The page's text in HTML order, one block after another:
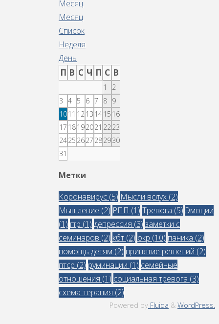
Месяц
Месяц
Список
Неделя
День
П В С Ч П С В
1
2
3 4 5 6 7 8 9
1011 1213 1415 16
17 18192021 2223
2425 2627 282930
31
Метки
Коронавирус (5) Мысли вслух (2)
Мышление (2) РПП (1) Тревога (5) Эмоции
(1) гтр (1) депрессия (3) заметки с
семинаров (2) кбт (2) окр (10) паника (2)
помощь детям (2) принятие решений (2)
птср (2) руминации (1) семейные
отношения (1) социальная тревога (3)
схема-терапия (2)
Powered by Fluida & WordPress.